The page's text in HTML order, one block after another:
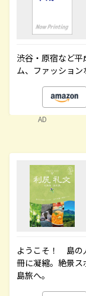
渋谷・原宿など
ム、ファッション
AD
ようこそ！ 島の
冊に凝縮。絶景ス
島旅へ。